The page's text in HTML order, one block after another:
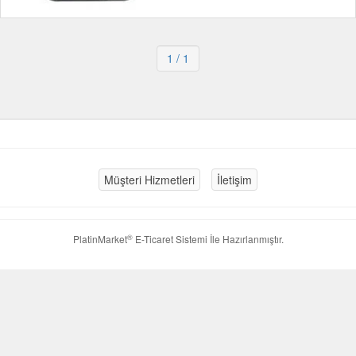
1 / 1
Müşteri Hizmetleri İletişim
PlatinMarket®E-Ticaret Sistemi İle Hazırlanmıştır.